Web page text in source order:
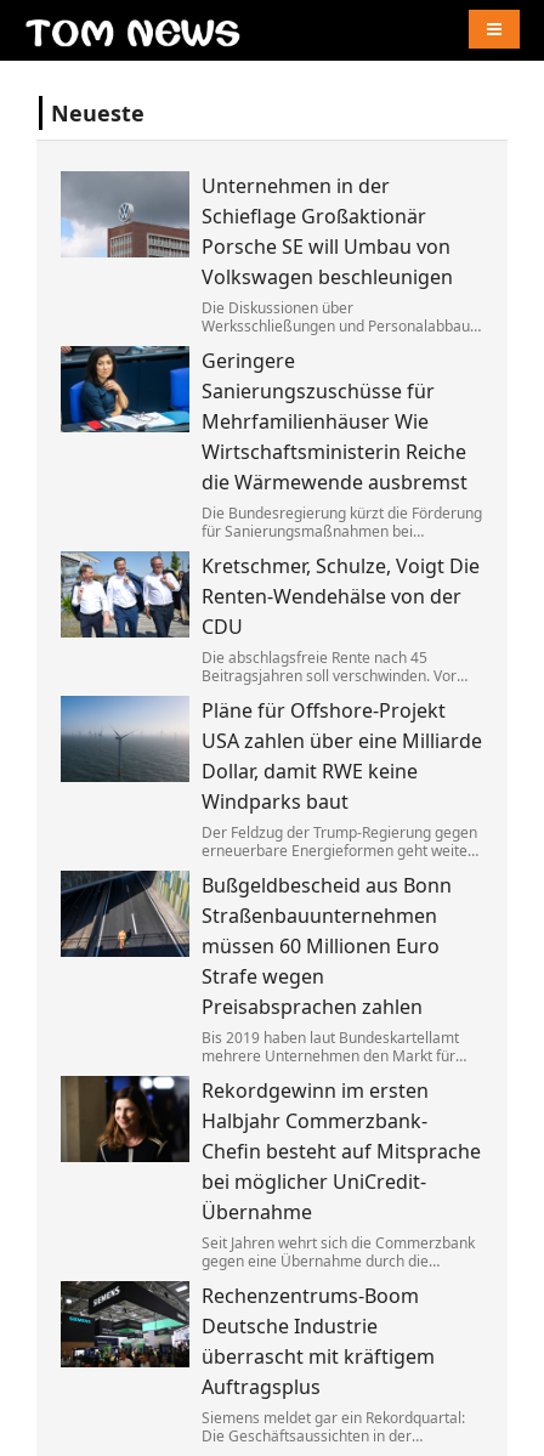
Neueste
Unternehmen in der
Schieflage Großaktionär
Porsche SE will Umbau von
Volkswagen beschleunigen
Die Diskussionen über
Werksschließungen und Personalabbau
Clan zu lange. Die Familie fordert die
Aufgabe von »Denkverboten«.
Geringere
Sanierungszuschüsse für
Mehrfamilienhäuser Wie
Wirtschaftsministerin Reiche
die Wärmewende ausbremst
Die Bundesregierung kürzt die Förderung
für Sanierungsmaßnahmen bei
nicht zuletzt Mieter. Und die Klimaziele
dürften so kaum noch zu erreichen sein.
Kretschmer, Schulze, Voigt Die
Renten-Wendehälse von der
CDU
Die abschlagsfreie Rente nach 45
Beitragsjahren soll verschwinden. Vor
Dabei vertraten die CDU-
Ministerpräsidenten noch vor Kurzem
das Gegenteil dessen, was sie jetzt
sagen.
Pläne für Offshore-Projekt
USA zahlen über eine Milliarde
Dollar, damit RWE keine
Windparks baut
Der Feldzug der Trump-Regierung gegen
erneuerbare Energieformen geht weiter:
in den USA geplante große
Windkraftprojekte auf – gegen eine
üppige Entschädigung.
Bußgeldbescheid aus Bonn
Straßenbauunternehmen
müssen 60 Millionen Euro
Strafe wegen
Preisabsprachen zahlen
Bis 2019 haben laut Bundeskartellamt
mehrere Unternehmen den Markt für
aufgeteilt. Um die verbotenen
Absprachen zu verschleiern, wurden
Codewörter verwendet.
Rekordgewinn im ersten
Halbjahr Commerzbank-
Chefin besteht auf Mitsprache
bei möglicher UniCredit-
Übernahme
Seit Jahren wehrt sich die Commerzbank
gegen eine Übernahme durch die
kräftiger Gewinnsprung sorgt für neues
Selbstbewusstsein.
Rechenzentrums-Boom
Deutsche Industrie
überrascht mit kräftigem
Auftragsplus
Siemens meldet gar ein Rekordquartal:
Die Geschäftsaussichten in der